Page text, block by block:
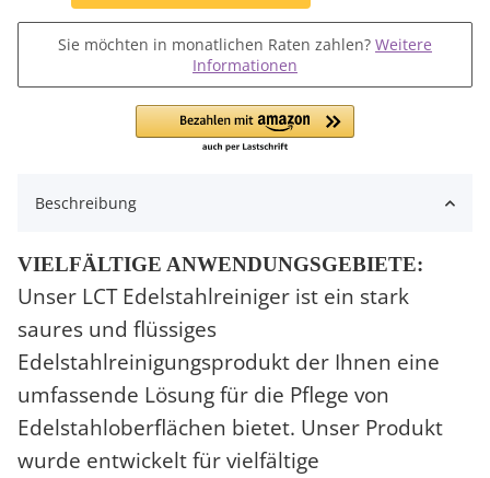
Sie möchten in monatlichen Raten zahlen? Weitere
Informationen
Beschreibung
VIELFÄLTIGE ANWENDUNGSGEBIETE:
Unser LCT Edelstahlreiniger ist ein stark
saures und flüssiges
Edelstahlreinigungsprodukt der Ihnen eine
umfassende Lösung für die Pflege von
Edelstahloberflächen bietet. Unser Produkt
wurde entwickelt für vielfältige